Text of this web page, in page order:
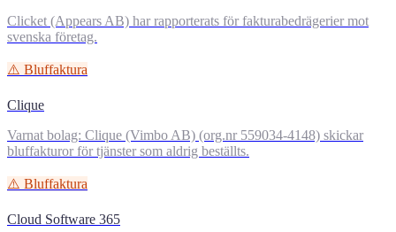
Clicket (Appears AB) har rapporterats för fakturabedrägerier mot
svenska företag.
⚠️ Bluffaktura
Clique
Varnat bolag: Clique (Vimbo AB) (org.nr 559034-4148) skickar
bluffakturor för tjänster som aldrig beställts.
⚠️ Bluffaktura
Cloud Software 365